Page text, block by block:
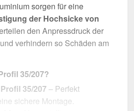
sorgen für eine
der Hochsicke von
den Anpressdruck der
verhindern so Schäden am
35/207?
35/207 – Perfekt
sichere Montage.